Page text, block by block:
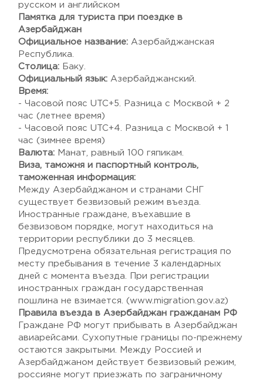
русском и английском
Памятка для туриста при поездке в
Азербайджан
Официальное название: Азербайджанская
Республика.
Столица: Баку.
Официальный язык: Азербайджанский.
Время:
- Часовой пояс UTC+5. Разница с Москвой + 2
час (летнее время)
- Часовой пояс UTC+4. Разница с Москвой + 1
час (зимнее время)
Валюта: Манат, равный 100 гяпикам.
Виза, таможня и паспортный контроль,
таможенная информация:
Между Азербайджаном и странами СНГ
существует безвизовый режим въезда.
Иностранные граждане, въехавшие в
безвизовом порядке, могут находиться на
территории республики до 3 месяцев.
Предусмотрена обязательная регистрация по
месту пребывания в течение 3 календарных
дней с момента въезда. При регистрации
иностранных граждан государственная
пошлина не взимается. (www.migration.gov.az)
Правила въезда в Азербайджан гражданам РФ
Граждане РФ могут прибывать в Азербайджан
авиарейсами. Сухопутные границы по-прежнему
остаются закрытыми. Между Россией и
Азербайджаном действует безвизовый режим,
россияне могут приезжать по заграничному